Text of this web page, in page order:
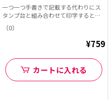
一つ一つ手書きで記載する代わりにス
タンプ台と組み合わせて印字すると早
くて便利!
（0）
¥759
カートに入れる